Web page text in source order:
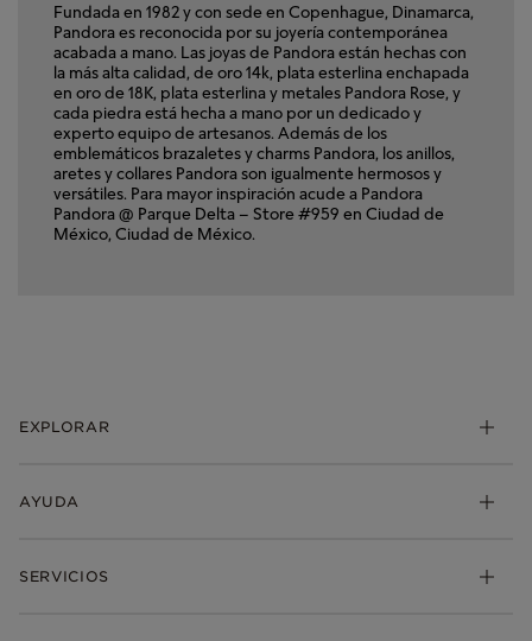
Fundada en 1982 y con sede en Copenhague, Dinamarca,
Pandora es reconocida por su joyería contemporánea
acabada a mano. Las joyas de Pandora están hechas con
la más alta calidad, de oro 14k, plata esterlina enchapada
en oro de 18K, plata esterlina y metales Pandora Rose, y
cada piedra está hecha a mano por un dedicado y
experto equipo de artesanos. Además de los
emblemáticos brazaletes y charms Pandora, los anillos,
aretes y collares Pandora son igualmente hermosos y
versátiles. Para mayor inspiración acude a Pandora
Pandora @ Parque Delta – Store #959 en Ciudad de
México, Ciudad de México.
EXPLORAR
Aretes
AYUDA
SERVICIOS